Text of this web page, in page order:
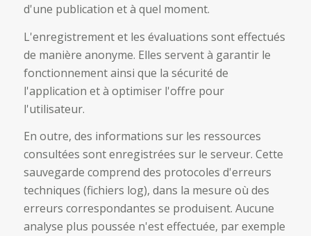
d'une publication et à quel moment.
L'enregistrement et les évaluations sont effectués
de manière anonyme. Elles servent à garantir le
fonctionnement ainsi que la sécurité de
l'application et à optimiser l'offre pour
l'utilisateur.
En outre, des informations sur les ressources
consultées sont enregistrées sur le serveur. Cette
sauvegarde comprend des protocoles d'erreurs
techniques (fichiers log), dans la mesure où des
erreurs correspondantes se produisent. Aucune
analyse plus poussée n'est effectuée, par exemple